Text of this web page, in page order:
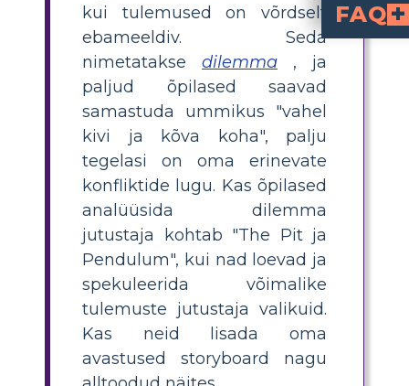
kui tulemused on võrdselt
ebameeldiv. Seda
nimetatakse dilemma , ja
paljud õpilased saavad
samastuda ummikus "vahel
kivi ja kõva koha", palju
tegelasi on oma erinevate
konfliktide lugu. Kas õpilased
analüüsida dilemma
jutustaja kohtab "The Pit ja
Pendulum", kui nad loevad ja
spekuleerida võimalike
tulemuste jutustaja valikuid.
Kas neid lisada oma
avastused storyboard nagu
FAQ